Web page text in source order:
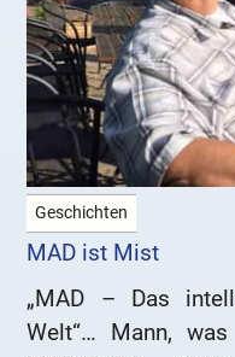
Geschichten
MAD ist Mist
„MAD – Das
Welt“… Mann,